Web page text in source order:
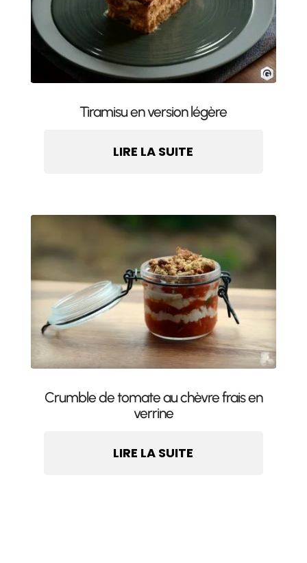
Tiramisu en version légère
LIRE LA SUITE
Crumble de tomate au chèvre frais en
verrine
LIRE LA SUITE